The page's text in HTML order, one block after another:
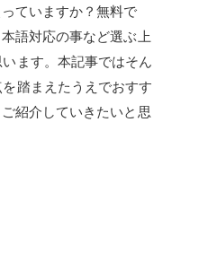
ていますか？無料で
語対応の事など選ぶ上
ます。本記事ではそん
踏まえたうえでおすす
紹介していきたいと思